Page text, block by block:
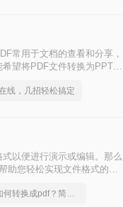
常用于文档的查看和分享，
望将PDF文件转换为PPT格
手动复制粘贴内容。
线，几招轻松搞定
以便进行演示或编辑。那么
助您轻松实现文件格式的转
ppt文档如何转换成pdf？简单高效的恢复方法